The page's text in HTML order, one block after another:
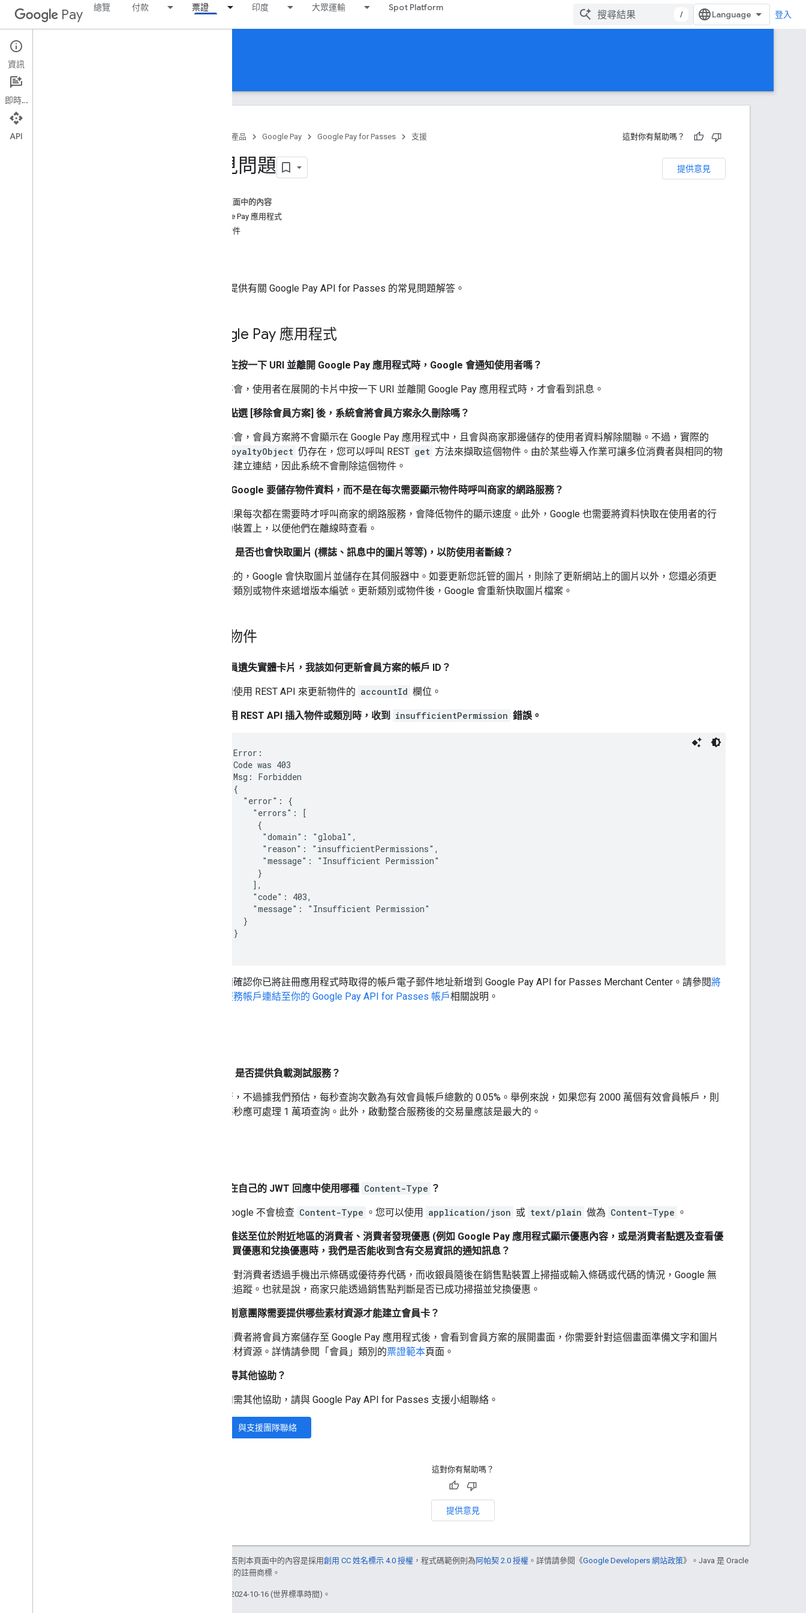
Pay 總覽 付款 票證 印度 大眾運輸 Spot Platform
/ 登入
Google Pay for Passes
首頁
產品 Google Pay Google Pay for Passes 支援 這對你有幫助嗎？
提供意見
常見問題
這個頁面中的內容
Google Pay 應用程式
更新物件
本文件提供有關 Google Pay API for Passes 的常見問題解答。
Google Pay 應用程式
使用者在按一下 URI 並離開 Google Pay 應用程式時，Google 會通知使用者嗎？
不會，使用者在展開的卡片中按一下 URI 並離開 Google Pay 應用程式時，才會看到訊息。
消費者點選 [移除會員方案] 後，系統會將會員方案永久刪除嗎？
不會，會員方案將不會顯示在 Google Pay 應用程式中，且會與商家那邊儲存的使用者資料解除關聯。不過，實際的
LoyaltyObject 仍存在，您可以呼叫 REST get 方法來擷取這個物件。由於某些導入作業可讓多位消費者與相同的物
件建立連結，因此系統不會刪除這個物件。
為什麼 Google 要儲存物件資料，而不是在每次需要顯示物件時呼叫商家的網路服務？
如果每次都在需要時才呼叫商家的網路服務，會降低物件的顯示速度。此外，Google 也需要將資料快取在使用者的行
動裝置上，以便他們在離線時查看。
Google 是否也會快取圖片 (標誌、訊息中的圖片等等)，以防使用者斷線？
是的，Google 會快取圖片並儲存在其伺服器中。如要更新您託管的圖片，則除了更新網站上的圖片以外，您還必須更
新類別或物件來遞增版本編號。更新類別或物件後，Google 會重新快取圖片檔案。
更新物件
如果會員遺失實體卡片，我該如何更新會員方案的帳戶 ID？
請使用 REST API 來更新物件的 accountId 欄位。
我在使用 REST API 插入物件或類別時，收到 insufficientPermission 錯誤。
    Error:
    Code was 403
    Msg: Forbidden
    {
      "error": {
        "errors": [
         {
          "domain": "global",
          "reason": "insufficientPermissions",
          "message": "Insufficient Permission"
         }
        ],
        "code": 403,
        "message": "Insufficient Permission"
      }
    }
請確認你已將註冊應用程式時取得的帳戶電子郵件地址新增到 Google Pay API for Passes Merchant Center。請參閱將
服務帳戶連結至你的 Google Pay API for Passes 帳戶相關說明。
Google 是否提供負載測試服務？
否，不過據我們預估，每秒查詢次數為有效會員帳戶總數的 0.05%。舉例來說，如果您有 2000 萬個有效會員帳戶，則
每秒應可處理 1 萬項查詢。此外，啟動整合服務後的交易量應該是最大的。
商家應在自己的 JWT 回應中使用哪種 Content-Type ？
Google 不會檢查 Content-Type 。您可以使用 application/json 或 text/plain 做為 Content-Type 。
當優惠推送至位於附近地區的消費者、消費者發現優惠 (例如 Google Pay 應用程式顯示優惠內容，或是消費者點選及查看優
惠)、購買優惠和兌換優惠時，我們是否能收到含有交易資訊的通知訊息？
針對消費者透過手機出示條碼或優待券代碼，而收銀員隨後在銷售點裝置上掃描或輸入條碼或代碼的情況，Google 無
法追蹤。也就是說，商家只能透過銷售點判斷是否已成功掃描並兌換優惠。
我們的創意團隊需要提供哪些素材資源才能建立會員卡？
消費者將會員方案儲存至 Google Pay 應用程式後，會看到會員方案的展開畫面，你需要針對這個畫面準備文字和圖片
素材資源。詳情請參閱「會員」類別的票證範本頁面。
如何取得其他協助？
如需其他協助，請與 Google Pay API for Passes 支援小組聯絡。
與支援團隊聯絡
這對你有幫助嗎？
提供意見
除非另有註明，否則本頁面中的內容是採用創用 CC 姓名標示 4.0 授權 ，程式碼範例則為 阿帕契 2.0 授權 。詳情請參閱《Google Developers 網站政策》。Java 是 Oracle
和/或其關聯企業的註冊商標。
上次更新時間：2024-10-16 (世界標準時間)。
資訊
即時通訊
API